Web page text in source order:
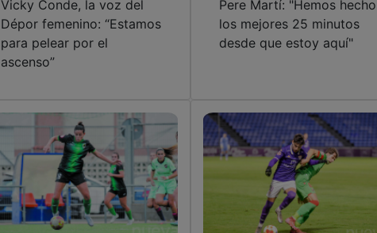
Vicky Conde, la voz del
Dépor femenino: “Estamos
para pelear por el
ascenso”
Pere Martí: "Hemos hecho
los mejores 25 minutos
desde que estoy aquí"